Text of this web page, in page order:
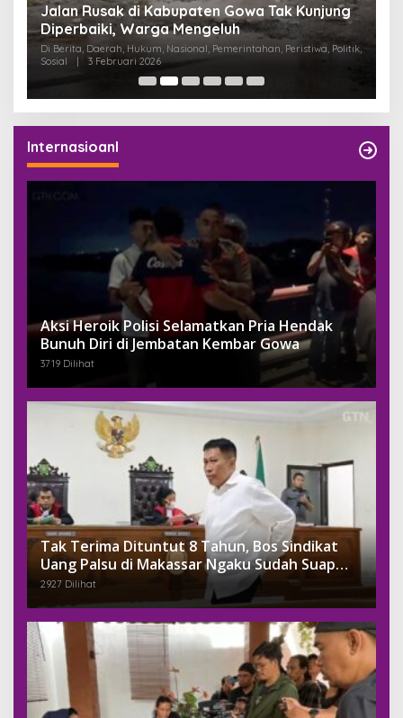
Jalan Rusak di Kabupaten Gowa Tak Kunjung
Diperbaiki, Warga Mengeluh
Di Berita, Daerah, Hukum, Nasional, Pemerintahan, Peristiwa, Politik,
Sosial
| 3 Februari 2026
Internasioanl
Aksi Heroik Polisi Selamatkan Pria Hendak
Bunuh Diri di Jembatan Kembar Gowa
3719 Dilihat
Tak Terima Dituntut 8 Tahun, Bos Sindikat
Uang Palsu di Makassar Ngaku Sudah Suap
Jaksa Dengan Miliaran
2927 Dilihat